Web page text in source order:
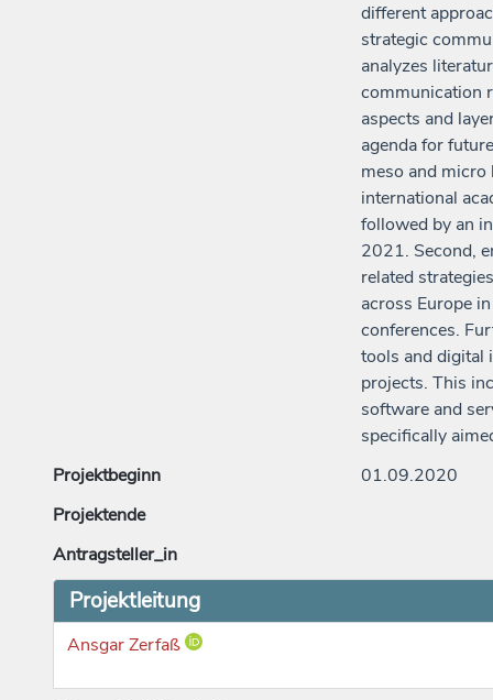
different
strategic
analyzes
communication
aspects and
agenda for
meso and micro
international
followed by an
2021. Second,
related
across Europe
conferences.
tools and digital
projects. This
software and
specifically
Projektbeginn
01.09.2020
Projektende
Antragsteller_in
Projektleitung
Ansgar Zerfaß